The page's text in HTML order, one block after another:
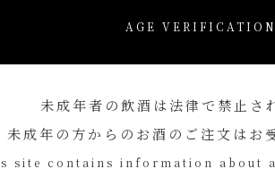
AGE VERIFICATION
未成年者の飲酒は法律で禁止さ
未成年の方からのお酒のご注文はお
site contains information about